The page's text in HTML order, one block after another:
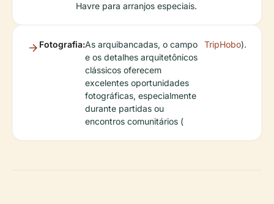
Havre para arranjos especiais.
Fotografia:As arquibancadas, o campo
e os detalhes arquitetônicos
clássicos oferecem
excelentes oportunidades
fotográficas, especialmente
durante partidas ou
encontros comunitários (
TripHobo).